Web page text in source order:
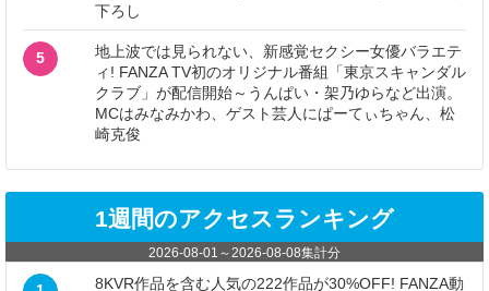
下ろし
5
地上波では見られない、新感覚セクシー女優バラエテ
ィ! FANZA TV初のオリジナル番組「東京スキャンダル
クラブ」が配信開始～うんぱい・架乃ゆらなど出演。
MCはみなみかわ、ゲスト芸人にぱーてぃちゃん、松
崎克俊
1週間のアクセスランキング
2026-08-01 ～2026-08-08集計分
8KVR作品を含む人気の222作品が30%OFF! FANZA動